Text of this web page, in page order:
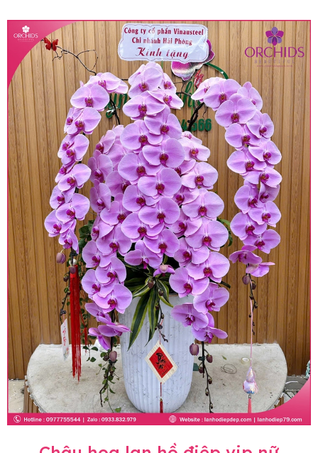
• Giá trên được miễn ship giao trong nội thành,
miễn phí in thiệp - banner theo yêu cầu khách
hàng.
• Beautiful Orchids liên kết với các cửa hàng
trên toàn quốc để phục vụ giao hoa tận nơi, mỗi
khu vực sẽ có mức giá khác nhau (tùy vào chi
phí mặt bằng, nguyên vật liệu,..) nên giá có thể sẽ
thay đổi so với giá niêm yết trên website. Khách
hàng ở Tỉnh thành khác vui lòng chủ động hỏi lại
giá trước khi đặt hàng, shop sẽ chủ động báo giá
chính xác khi có địa chỉ giao hàng cụ thể.